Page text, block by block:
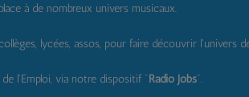
à de nombreux univers musicaux.
lycées, assos, pour faire découvrir l'univers
l'Emploi, via notre dispositif "Radio Jobs".